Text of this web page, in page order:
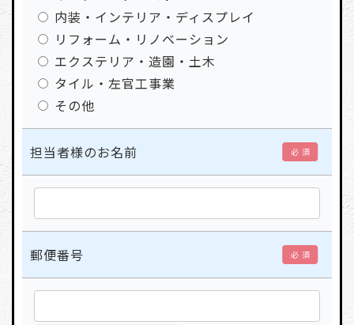
内装・インテリア・ディスプレイ
リフォーム・リノベーション
エクステリア・造園・土木
タイル・左官工事業
その他
担当者様のお名前 必 須
郵便番号 必 須